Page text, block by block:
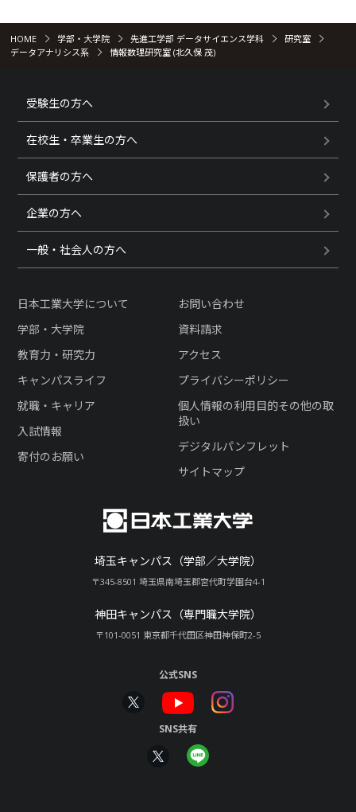
HOME 学部・大学院 先進工学部 データサイエンス学科
研究室
データアナリシス系
情報数理研究室 (北久保 茂)
受験生の方へ
在校生・卒業生の方へ
保護者の方へ
企業の方へ
一般・社会人の方へ
埼玉キャンパス（学部／大学院）
〒345-8501 埼玉県南埼玉郡宮代町学園台4-1
神田キャンパス（専門職大学院）
〒101-0051 東京都千代田区神田神保町2-5
日本工業大学について
学部・大学院
教育力・研究力
キャンパスライフ
就職・キャリア
入試情報
寄付のお願い
お問い合わせ
資料請求
アクセス
プライバシーポリシー
個人情報の利用目的その他の取
扱い
デジタルパンフレット
サイトマップ
公式SNS
SNS共有